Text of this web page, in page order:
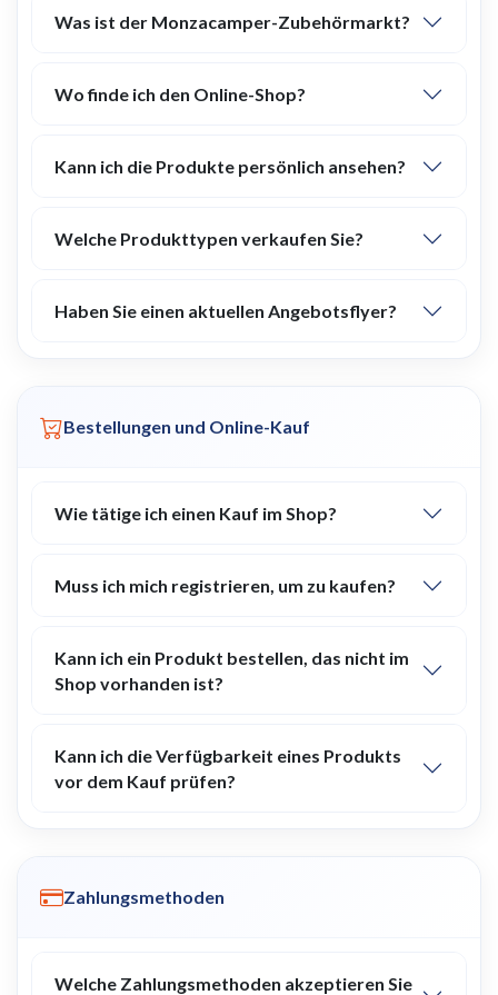
Was ist der Monzacamper-Zubehörmarkt?
Wo finde ich den Online-Shop?
Kann ich die Produkte persönlich ansehen?
Welche Produkttypen verkaufen Sie?
Haben Sie einen aktuellen Angebotsflyer?
Bestellungen und Online-Kauf
Wie tätige ich einen Kauf im Shop?
Muss ich mich registrieren, um zu kaufen?
Kann ich ein Produkt bestellen, das nicht im
Shop vorhanden ist?
Kann ich die Verfügbarkeit eines Produkts
vor dem Kauf prüfen?
Zahlungsmethoden
Welche Zahlungsmethoden akzeptieren Sie